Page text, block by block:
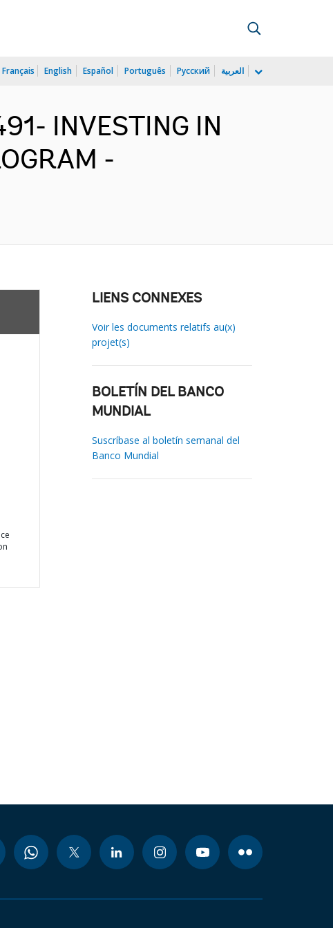
Français English Español Português Русский العربية
INVESTING IN
-
LIENS CONNEXES
Voir les documents relatifs au(x)
projet(s)
BOLETÍN DEL BANCO
MUNDIAL
Suscríbase al boletín semanal del
Banco Mundial